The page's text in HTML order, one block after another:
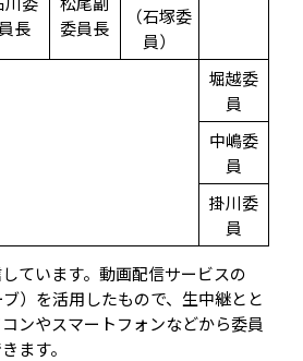
員長
委員長
（石塚委
員）
堀越委
員
中嶋委
員
掛川委
員
ています。動画配信サービスの
）を活用したもので、生中継とと
ンやスマートフォンなどから委員
ます。